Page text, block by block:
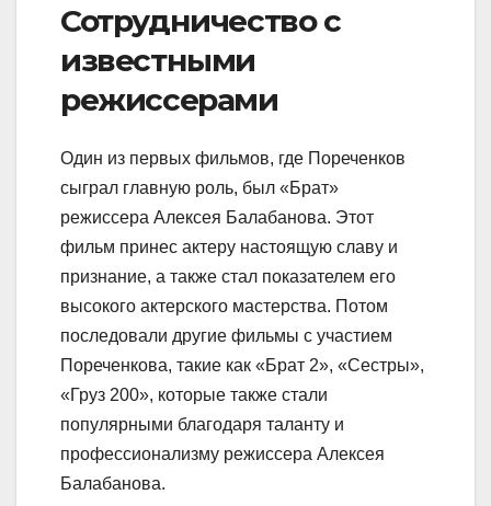
Сотрудничество с
известными
режиссерами
Один из первых фильмов, где Пореченков
сыграл главную роль, был «Брат»
режиссера Алексея Балабанова. Этот
фильм принес актеру настоящую славу и
признание, а также стал показателем его
высокого актерского мастерства. Потом
последовали другие фильмы с участием
Пореченкова, такие как «Брат 2», «Сестры»,
«Груз 200», которые также стали
популярными благодаря таланту и
профессионализму режиссера Алексея
Балабанова.